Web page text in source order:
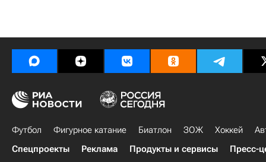
Футбол Фигурное катание Биатлон ЗОЖ Хоккей
Спецпроекты
Реклама Продукты и сервисы Пресс-